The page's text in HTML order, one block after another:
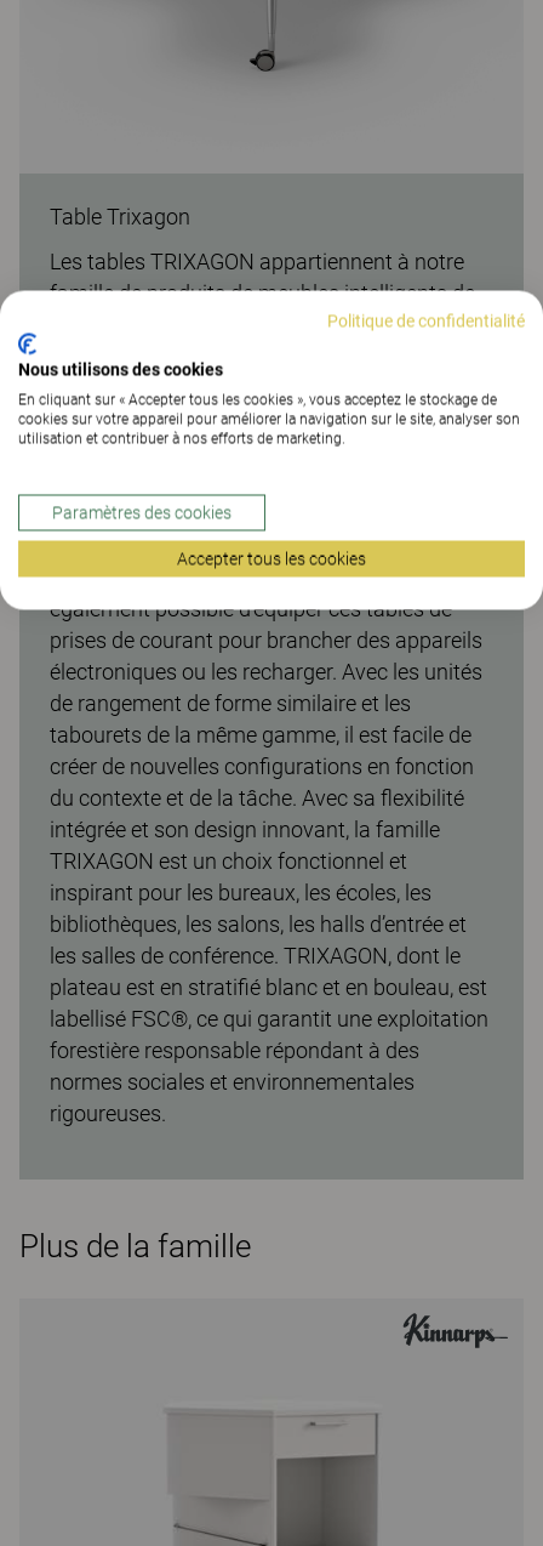
Table Trixagon
Les tables TRIXAGON appartiennent à notre
famille de produits de meubles intelligents de
forme hexagonale qui s’assemblent comme
des pièces de puzzle. Les tables peuvent être
facilement réagencées pour mener des tâches
collaboratives et basées sur des projets dans
tous les types d’espaces de travail et
facilement réarrangées pour un travail
collaboratif et par projet dans toutes sortes
d’espaces de travail et d’apprentissage. Il est
également possible d’équiper ces tables de
prises de courant pour brancher des appareils
électroniques ou les recharger. Avec les unités
de rangement de forme similaire et les
tabourets de la même gamme, il est facile de
créer de nouvelles configurations en fonction
du contexte et de la tâche. Avec sa flexibilité
intégrée et son design innovant, la famille
TRIXAGON est un choix fonctionnel et
inspirant pour les bureaux, les écoles, les
bibliothèques, les salons, les halls d’entrée et
les salles de conférence. TRIXAGON, dont le
plateau est en stratifié blanc et en bouleau, est
labellisé FSC®, ce qui garantit une exploitation
forestière responsable répondant à des
normes sociales et environnementales
rigoureuses.
Plus de la famille
Politique de confidentialité
Nous utilisons des cookies
En cliquant sur « Accepter tous les cookies », vous acceptez le stockage de
cookies sur votre appareil pour améliorer la navigation sur le site, analyser son
utilisation et contribuer à nos efforts de marketing.
Paramètres des cookies
Accepter tous les cookies